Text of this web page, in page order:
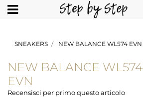
Open
SNEAKERS NEW BALANCE WL574 EVN
NEW BALANCE WL574
EVN
Recensisci per primo questo articolo